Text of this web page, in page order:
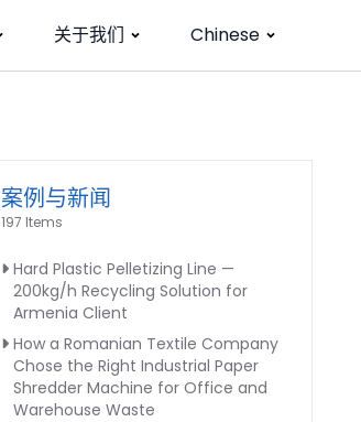
关于我们 Chinese
案例与新闻
197 Items
Hard Plastic Pelletizing Line —
200kg/h Recycling Solution for
Armenia Client
How a Romanian Textile Company
Chose the Right Industrial Paper
Shredder Machine for Office and
Warehouse Waste